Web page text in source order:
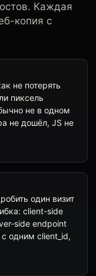
Каждая
копия с
не потерять
пиксель
не в одном
не дошёл, JS не
один визит
client-side
side endpoint
одним client_id,